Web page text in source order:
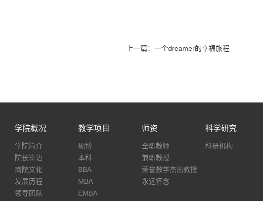
上一篇：一个dreamer的幸福旅程
学院概况
学院简介
院长寄语
商院文化
发展历程
领导团队
教学项目
硕博
本科
BBA
MBA
EMBA
师资
全职教师
兼职教授
荣誉教学杰出教授
永远怀念
科学研究
科研机构